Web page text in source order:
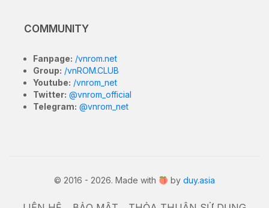
COMMUNITY
Fanpage: /vnrom.net
Group: /vnROM.CLUB
Youtube: /vnrom_net
Twitter: @vnrom_official
Telegram: @vnrom_net
© 2016 - 2026. Made with by duy.asia